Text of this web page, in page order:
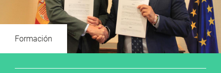
Formación